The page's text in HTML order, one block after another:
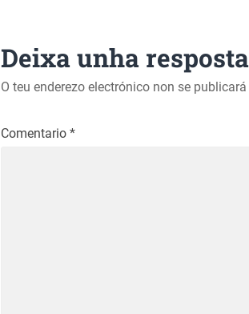
Deixa unha resposta
O teu enderezo electrónico non se publicará
Comentario *